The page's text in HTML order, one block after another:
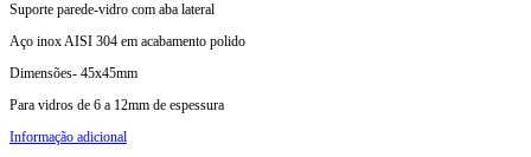
Suporte parede-vidro com aba lateral
Aço inox AISI 304 em acabamento polido
Dimensões- 45x45mm
Para vidros de 6 a 12mm de espessura
Informação adicional